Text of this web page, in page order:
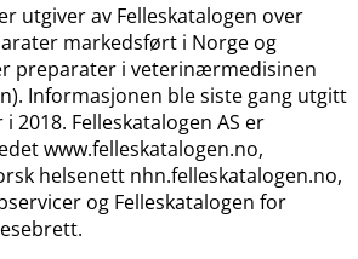
utgiver av Felleskatalogen over
markedsført i Norge og
preparater i veterinærmedisinen
Informasjonen ble siste gang utgitt
2018. Felleskatalogen AS er
www.felleskatalogen.no,
helsenett nhn.felleskatalogen.no,
og Felleskatalogen for